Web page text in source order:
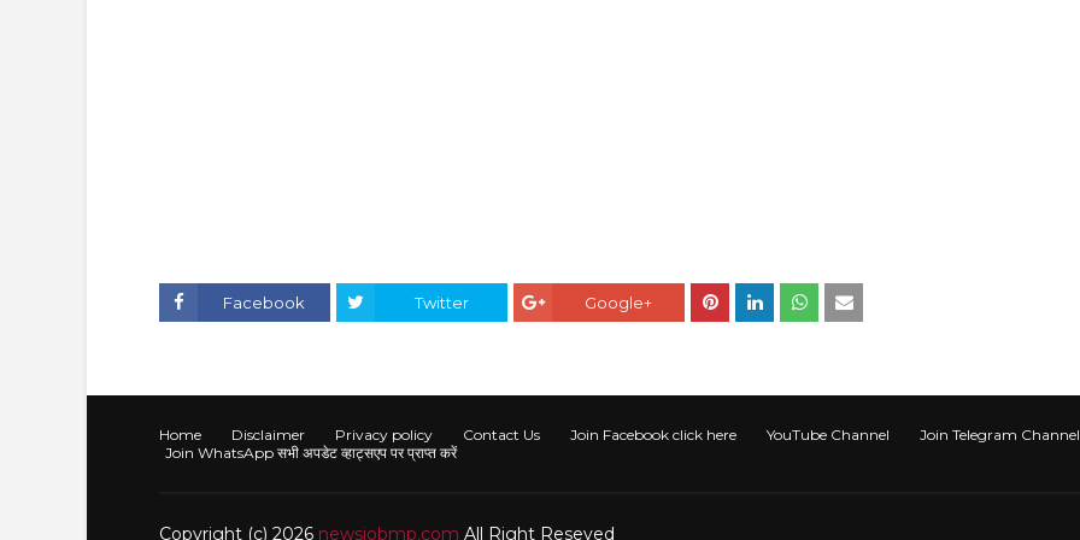
Facebook Twitter Google+
Home Disclaimer Privacy policy Contact Us Join Facebook click here YouTube Channel
Join Telegram Channel
Join WhatsApp सभी अपडेट व्हाट्सएप पर प्राप्त करें
Copyright (c) 2026 newsjobmp.com All Right Reseved